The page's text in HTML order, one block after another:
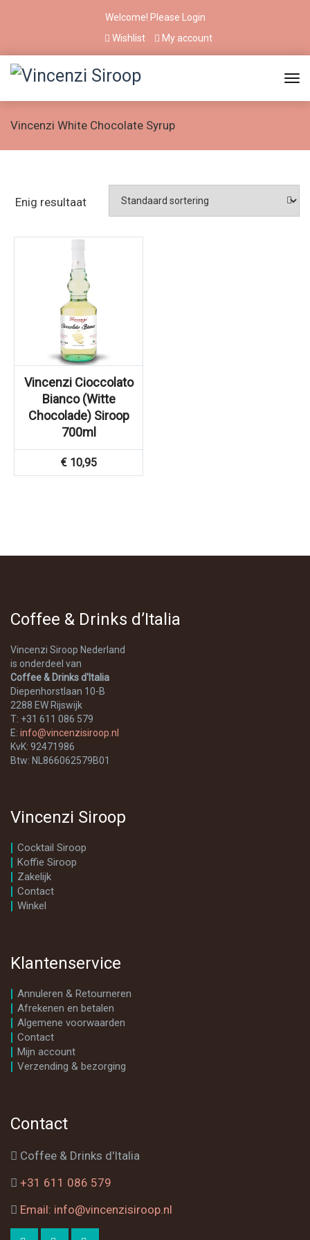
Welcome! Please
Login
Wishlist
My account
Vincenzi White Chocolate Syrup
Enig resultaat
Vincenzi Cioccolato
Bianco (Witte
Chocolade) Siroop
700ml
€10,95
Coffee & Drinks d’Italia
Vincenzi Siroop Nederland
is onderdeel van
Coffee & Drinks d'Italia
Diepenhorstlaan 10-B
2288 EW Rijswijk
T: +31 611 086 579
E: info@vincenzisiroop.nl
KvK: 92471986
Btw: NL866062579B01
Vincenzi Siroop
Cocktail Siroop
Koffie Siroop
Zakelijk
Contact
Winkel
Klantenservice
Annuleren & Retourneren
Afrekenen en betalen
Algemene voorwaarden
Contact
Mijn account
Verzending & bezorging
Contact
Coffee & Drinks d'Italia
+31 611 086 579
Email: info@vincenzisiroop.nl